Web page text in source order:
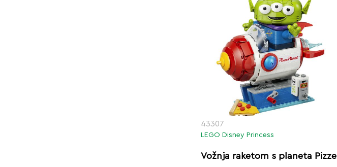
43307
LEGO Disney Princess
Vožnja raketom s planeta Pizze